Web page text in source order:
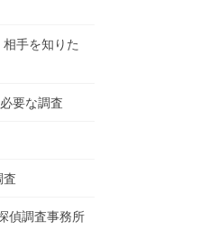
手を知りた
要な調査
査
偵調査事務所